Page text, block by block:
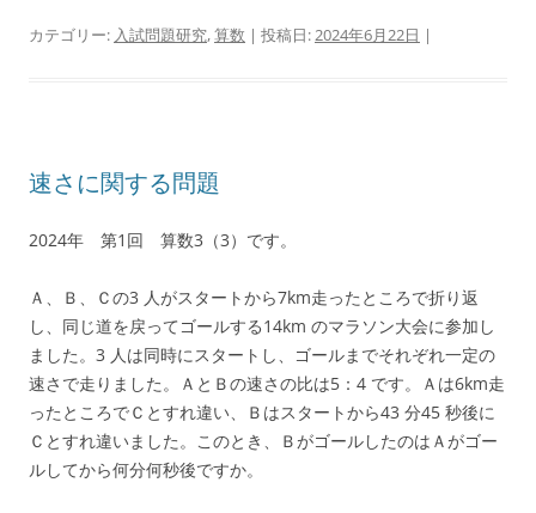
カテゴリー: 入試問題研究,算数 | 投稿日:2024年6月22日 |
速さに関する問題
2024年 第1回 算数3（3）です。
Ａ、Ｂ、Ｃの3 人がスタートから7km走ったところで折り返
し、同じ道を戻ってゴールする14km のマラソン大会に参加し
ました。3 人は同時にスタートし、ゴールまでそれぞれ一定の
速さで走りました。ＡとＢの速さの比は5：4 です。Ａは6km走
ったところでＣとすれ違い、Ｂはスタートから43 分45 秒後に
Ｃとすれ違いました。このとき、ＢがゴールしたのはＡがゴー
ルしてから何分何秒後ですか。